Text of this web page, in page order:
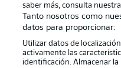
saber más, consulta
Tanto nosotros como
datos para proporcionar:
Utilizar datos de
activamente las
identificación. Almacenar